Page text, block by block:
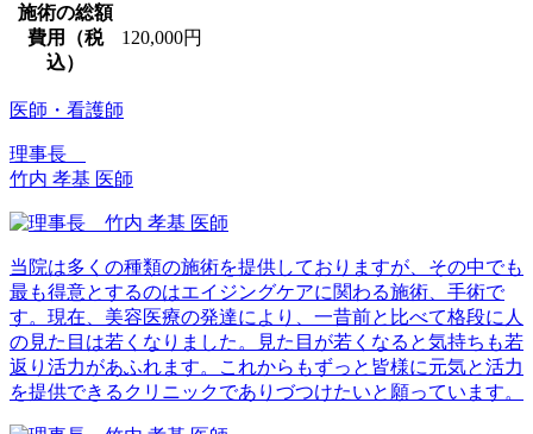
施術の総額
費用（税
込）
120,000円
医師・看護師
理事長
竹内 孝基 医師
当院は多くの種類の施術を提供しておりますが、その中でも
最も得意とするのはエイジングケアに関わる施術、手術で
す。現在、美容医療の発達により、一昔前と比べて格段に人
の見た目は若くなりました。見た目が若くなると気持ちも若
返り活力があふれます。これからもずっと皆様に元気と活力
を提供できるクリニックでありづつけたいと願っています。